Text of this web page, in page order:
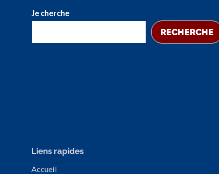
Je cherche
RECHERCHE
Liens rapides
Accueil